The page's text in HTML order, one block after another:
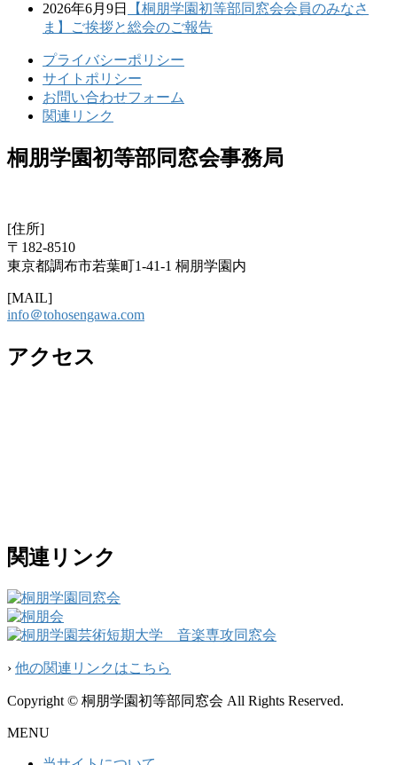
2026年6月9日
【桐朋学園初等部同窓会会員のみなさ
ま】ご挨拶と総会のご報告
プライバシーポリシー
サイトポリシー
お問い合わせフォーム
関連リンク
桐朋学園初等部同窓会事務局
[住所]
〒182-8510
東京都調布市若葉町1-41-1 桐朋学園内
[MAIL]
info＠tohosengawa.com
アクセス
関連リンク
› 他の関連リンクはこちら
Copyright © 桐朋学園初等部同窓会 All Rights Reserved.
MENU